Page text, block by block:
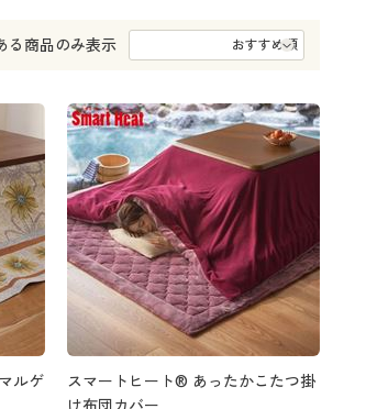
きいサイズ メンズ
る商品のみ表示
ルゲ
スマートヒート® あったかこたつ掛